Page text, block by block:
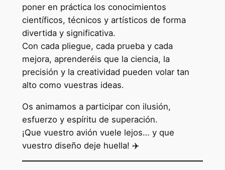
poner en práctica los conocimientos
científicos, técnicos y artísticos de forma
divertida y significativa.
Con cada pliegue, cada prueba y cada
mejora, aprenderéis que la ciencia, la
precisión y la creatividad pueden volar tan
alto como vuestras ideas.
Os animamos a participar con ilusión,
esfuerzo y espíritu de superación.
¡Que vuestro avión vuele lejos… y que
vuestro diseño deje huella! ✈️